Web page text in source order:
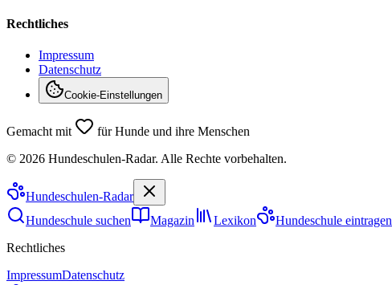
Rechtliches
Impressum
Datenschutz
Cookie-Einstellungen
Gemacht mit
für Hunde und ihre Menschen
© 2026 Hundeschulen-Radar. Alle Rechte vorbehalten.
Hundeschulen-Radar
Hundeschule suchen
Magazin Lexikon
Hundeschule eintragen
Rechtliches
ImpressumDatenschutz